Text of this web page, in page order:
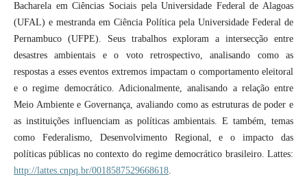
Bacharela em Ciências Sociais pela Universidade Federal de Alagoas
(UFAL) e mestranda em Ciência Política pela Universidade Federal de
Pernambuco (UFPE). Seus trabalhos exploram a intersecção entre
desastres ambientais e o voto retrospectivo, analisando como as
respostas a esses eventos extremos impactam o comportamento eleitoral
e o regime democrático. Adicionalmente, analisando a relação entre
Meio Ambiente e Governança, avaliando como as estruturas de poder e
as instituições influenciam as políticas ambientais. E também, temas
como Federalismo, Desenvolvimento Regional, e o impacto das
políticas públicas no contexto do regime democrático brasileiro. Lattes:
http://lattes.cnpq.br/0018587529668618.